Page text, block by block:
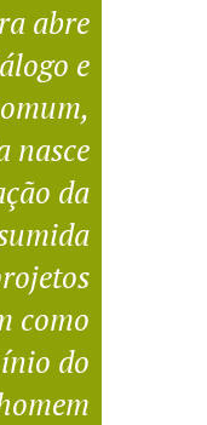
abre
e
nasce
da
como
do